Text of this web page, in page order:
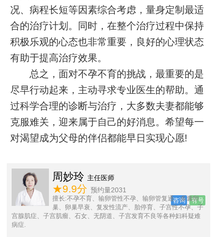
况、病程长短等因素综合考虑，量身定制最适
合的治疗计划。同时，在整个治疗过程中保持
积极乐观的心态也非常重要，良好的心理状态
有助于提高治疗效果。
总之，面对不孕不育的挑战，最重要的是
尽早行动起来，主动寻求专业医生的帮助。通
过科学合理的诊断与治疗，大多数夫妻都能够
克服难关，迎来属于自己的好消息。希望每一
对渴望成为父母的伴侣都能早日实现心愿!
时会会 副主任医师
★9.9 预约量2451
擅长:宫腹腔镜联合诊治不孕症如输卵管堵塞、输卵管不
通、输卵管积水、粘连等输卵管性不孕、多囊卵巢综合
症,宫腔粘连,子宫内膜异位等 ,先天性无阴道,阴道缺失,闭锁,斜隔等;子
宫畸形,发育不良,纵膈子宫,单角子宫,双角子宫,幼稚子宫,始基子宫,特